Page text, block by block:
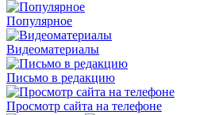
Популярное
Видеоматериалы
Письмо в редакцию
Просмотр сайта на телефоне